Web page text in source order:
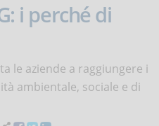
i perché di
le aziende a raggiungere i
ambientale, sociale e di